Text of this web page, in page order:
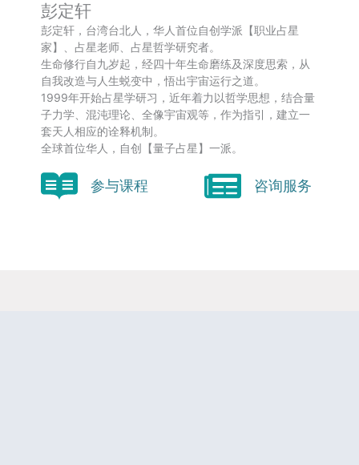
彭定轩
彭定轩，台湾台北人，华人首位自创学派【职业占星
家】、占星老师、占星哲学研究者。
生命修行自九岁起，经四十年生命磨练及深度思索，从
自我改造与人生蜕变中，悟出宇宙运行之道。
1999年开始占星学研习，近年着力以哲学思想，结合量
子力学、混沌理论、全像宇宙观等，作为指引，建立一
套天人相应的诠释机制。
全球首位华人，自创【量子占星】一派。
参与课程 咨询服务